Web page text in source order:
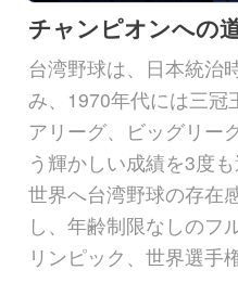
ロ
ジ
ェ
ク
ト
サ
イ
ト
チャンピオンへの
台湾野球は、日本統治
み、1970年代には三冠
アリーグ、ビッグリー
う輝かしい成績を3度
世界へ台湾野球の存在
し、年齢制限なしのフ
リンピック、世界選手